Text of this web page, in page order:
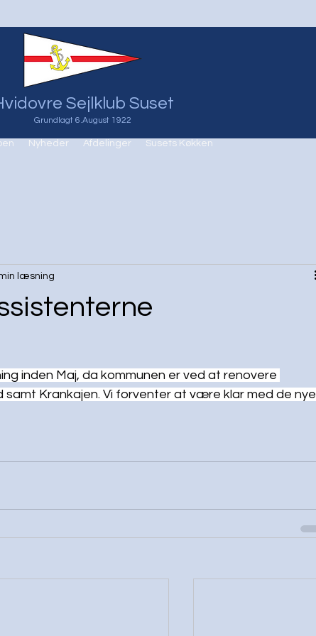
Sejlklub Suset
Grundlagt 6.August 1922
Nyheder Afdelinger Susets Køkken
læsning
inden Maj, da kommunen er ved at renovere
Krankajen. Vi forventer at være klar med de nye